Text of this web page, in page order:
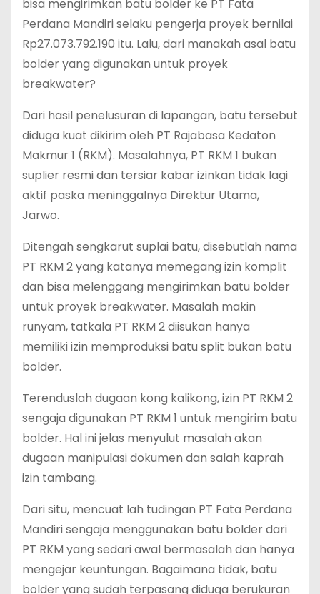
bisa mengirimkan batu bolder ke PT Fata
Perdana Mandiri selaku pengerja proyek bernilai
Rp27.073.792.190 itu. Lalu, dari manakah asal batu
bolder yang digunakan untuk proyek
breakwater?
Dari hasil penelusuran di lapangan, batu tersebut
diduga kuat dikirim oleh PT Rajabasa Kedaton
Makmur 1 (RKM). Masalahnya, PT RKM 1 bukan
suplier resmi dan tersiar kabar izinkan tidak lagi
aktif paska meninggalnya Direktur Utama,
Jarwo.
Ditengah sengkarut suplai batu, disebutlah nama
PT RKM 2 yang katanya memegang izin komplit
dan bisa melenggang mengirimkan batu bolder
untuk proyek breakwater. Masalah makin
runyam, tatkala PT RKM 2 diisukan hanya
memiliki izin memproduksi batu split bukan batu
bolder.
Terenduslah dugaan kong kalikong, izin PT RKM 2
sengaja digunakan PT RKM 1 untuk mengirim batu
bolder. Hal ini jelas menyulut masalah akan
dugaan manipulasi dokumen dan salah kaprah
izin tambang.
Dari situ, mencuat lah tudingan PT Fata Perdana
Mandiri sengaja menggunakan batu bolder dari
PT RKM yang sedari awal bermasalah dan hanya
mengejar keuntungan. Bagaimana tidak, batu
bolder yang sudah terpasang diduga berukuran